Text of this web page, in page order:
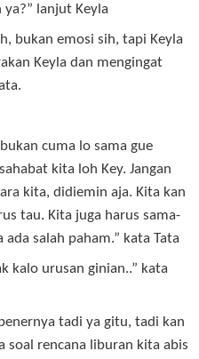
lanjut Keyla
bukan emosi sih, tapi Keyla
Keyla dan mengingat
cuma lo sama gue
kita loh Key. Jangan
kita, didiemin aja. Kita kan
tau. Kita juga harus sama-
salah paham.” kata Tata
kalo urusan ginian..” kata
tadi ya gitu, tadi kan
soal rencana liburan kita abis